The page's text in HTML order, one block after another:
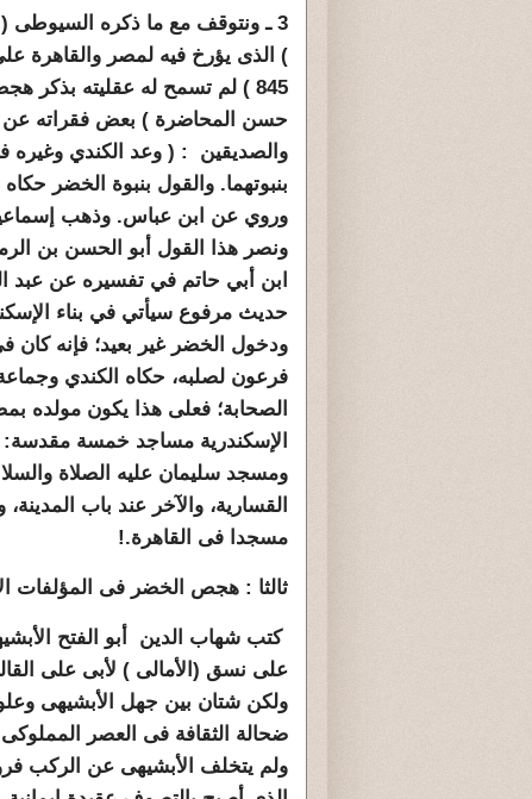
) الذى يؤرخ فيه لمصر والقاهرة
845 ) لم تسمح له عقليته
حسن المحاضرة ) بعض فقراته
والصديقين : ( وعد الكندي وغيره
بنبوتهما. والقول بنبوة الخضر
وروي عن ابن عباس. وذهب
ونصر هذا القول أبو الحسن بن
ابن أبي حاتم في تفسيره عن عبد
حديث مرفوع سيأتي في بناء
ودخول الخضر غير بعيد؛ فإنه كان
فرعون لصلبه، حكاه الكندي
الصحابة؛ فعلى هذا يكون مولده
الإسكندرية مساجد خمسة مقدسة:
ومسجد سليمان عليه الصلاة
القسارية، والآخر عند باب
مسجدا فى القاهرة.!
ثالثا : هجص الخضر فى المؤلفات
كتب شهاب الدين أبو الفتح
ولكن شتان بين جهل الأبشيهى
ضحالة الثقافة فى العصر
ولم يتخلف الأبشيهى عن الركب